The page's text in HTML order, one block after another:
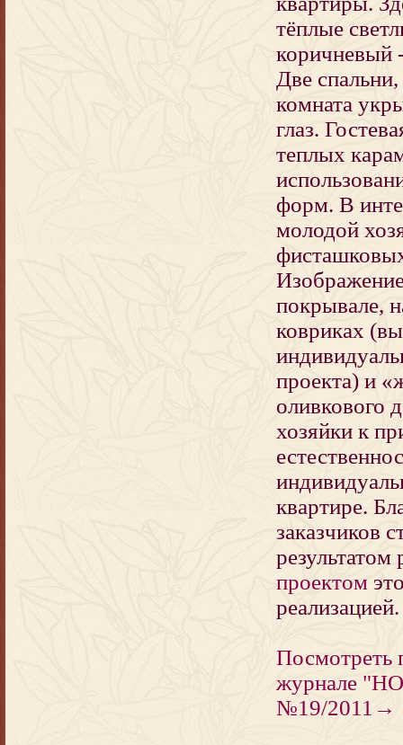
тёплые
коричневый
Две
комната
глаз.
теплых
форм. В
молодой
покрывале,
ковриках
проекта) и
оливкового
хозяйки к
квартире.
заказчиков
проектом
Посмотреть
журнале
№19/2011→